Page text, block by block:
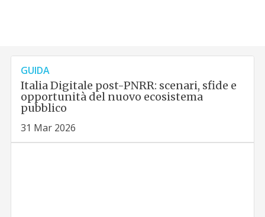
GUIDA
Italia Digitale post-PNRR: scenari, sfide e
opportunità del nuovo ecosistema
pubblico
31 Mar 2026